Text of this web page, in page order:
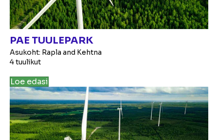
PAE TUULEPARK
Asukoht: Rapla and Kehtna
4 tuulikut
Loe edasi